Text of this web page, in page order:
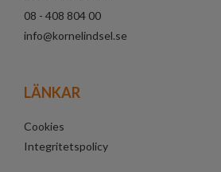
08 - 408 804 00
info@kornelindsel.se
LÄNKAR
Cookies
Integritetspolicy